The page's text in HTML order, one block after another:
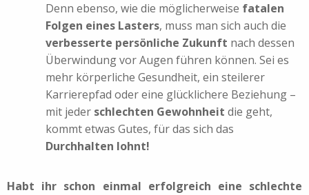
Denn ebenso, wie die möglicherweise fatalen
Folgen eines Lasters, muss man sich auch die
verbesserte persönliche Zukunft nach dessen
Überwindung vor Augen führen können. Sei es
mehr körperliche Gesundheit, ein steilerer
Karrierepfad oder eine glücklichere Beziehung –
mit jeder schlechten Gewohnheit die geht,
kommt etwas Gutes, für das sich das
Durchhalten lohnt!
Habt ihr schon einmal erfolgreich eine schlechte